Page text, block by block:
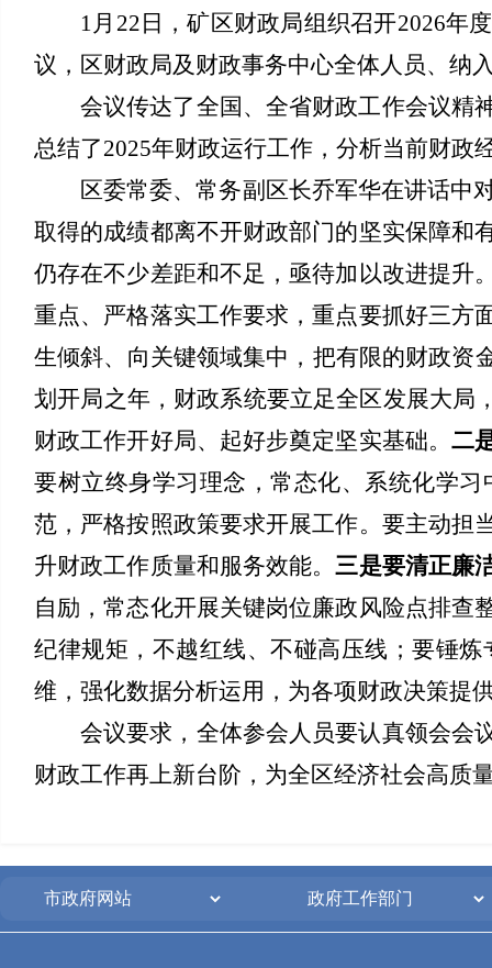
1月22日，矿区财政局组织召开2026年
议，区财政局及财政事务中心全体人员、纳
会议传达了全国、全省财政工作会议精
总结了2025年财政运行工作，分析当前财政
区委常委、常务副区长乔军华在讲话中
取得的成绩都离不开财政部门的坚实保障和
仍存在不少差距和不足，亟待加以改进提升
重点、严格落实工作要求，重点要抓好三方
生倾斜、向关键领域集中，把有限的财政资
划开局之年，财政系统要立足全区发展大局
财政工作开好局、起好步奠定坚实基础。二
要树立终身学习理念，常态化、系统化学
范，严格按照政策要求开展工作。要主动担
升财政工作质量和服务效能。三是要清正廉
自励，常态化开展关键岗位廉政风险点排查
纪律规矩，不越红线、不碰高压线；要锤
维，强化数据分析运用，为各项财政决策提
会议要求，全体参会人员要认真领会会
财政工作再上新台阶，为全区经济社会高质